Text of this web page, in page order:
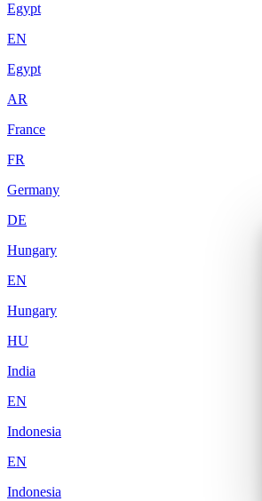
Egypt
EN
Egypt
AR
France
FR
Germany
DE
Hungary
EN
Hungary
HU
India
EN
Indonesia
EN
Indonesia